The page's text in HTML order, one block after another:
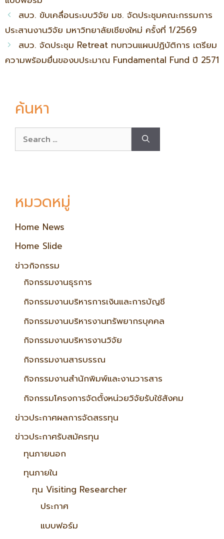
สบว. ขับเคลื่อนระบบวิจัย มช. จัดประชุมคณะกรรมการ
ประสานงานวิจัย มหาวิทยาลัยเชียงใหม่ ครั้งที่ 1/2569
สบว. จัดประชุม Retreat ทบทวนแผนปฏิบัติการ เตรียม
ความพร้อมยื่นของบประมาณ Fundamental Fund ปี 2571
ค้นหา
หมวดหมู่
Home News
Home Slide
ข่าวกิจกรรม
กิจกรรมงานธุรการ
กิจกรรมงานบริหารการเงินและการบัญชี
กิจกรรมงานบริหารงานทรัพยากรบุคคล
กิจกรรมงานบริหารงานวิจัย
กิจกรรมงานสารบรรณ
กิจกรรมงานสำนักพิมพ์และงานวารสาร
กิจกรรมโครงการจัดตั้งหน่วยวิจัยรับใช้สังคม
ข่าวประกาศผลการจัดสรรทุน
ข่าวประกาศรับสมัครทุน
ทุนภายนอก
ทุนภายใน
ทุน Visiting Researcher
ประกาศ
แบบฟอร์ม